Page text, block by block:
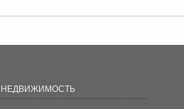
НЕДВИЖИМОСТЬ